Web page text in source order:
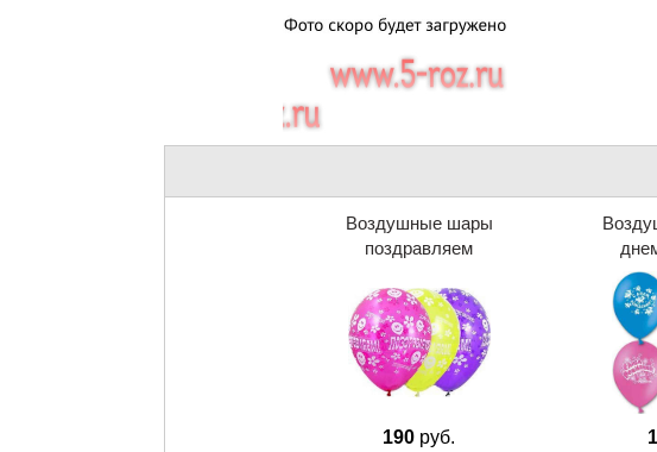
Воздушные шары
поздравляем
190 руб.